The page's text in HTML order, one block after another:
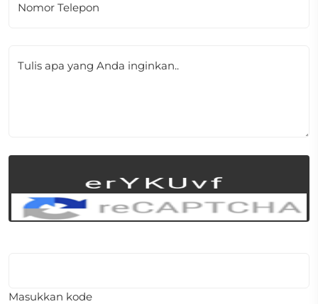
Nomor Telepon
Tulis apa yang Anda inginkan..
Masukkan kode